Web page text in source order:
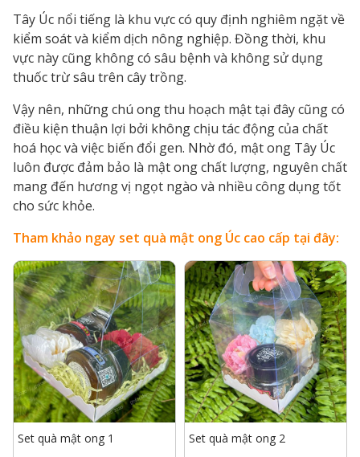
Tây Úc nổi tiếng là khu vực có quy định nghiêm ngặt về
kiểm soát và kiểm dịch nông nghiệp. Đồng thời, khu
vực này cũng không có sâu bệnh và không sử dụng
thuốc trừ sâu trên cây trồng.
Vậy nên, những chú ong thu hoạch mật tại đây cũng có
điều kiện thuận lợi bởi không chịu tác động của chất
hoá học và việc biến đổi gen. Nhờ đó, mật ong Tây Úc
luôn được đảm bảo là mật ong chất lượng, nguyên chất
mang đến hương vị ngọt ngào và nhiều công dụng tốt
cho sức khỏe.
Tham khảo ngay set quà mật ong Úc cao cấp tại đây:
Set quà mật ong 1 Set quà mật ong 2